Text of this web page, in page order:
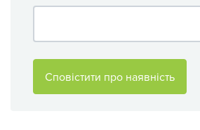
Сповістити про наявність